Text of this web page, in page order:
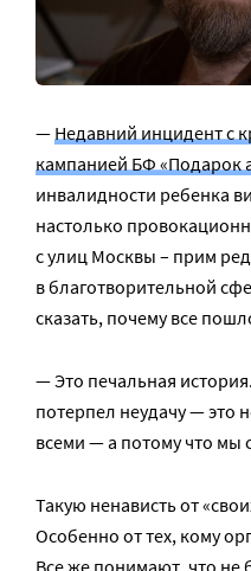
— Недавний инцидент с
кампанией БФ «Подарок
инвалидности ребенка
настолько
с улиц Москвы – прим
в благотворительной
сказать, почему все
— Это печальная
потерпел неудачу — это
всеми — а потому что
Такую ненависть от
Особенно от тех, кому
Все же понимают, что не